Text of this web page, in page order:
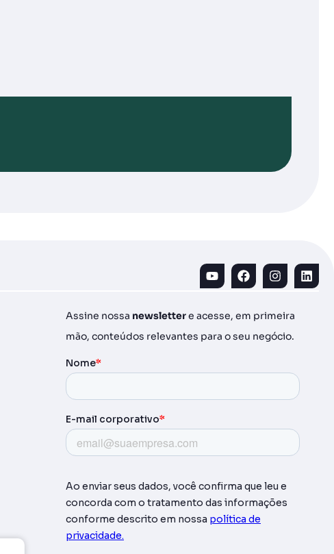
Assine nossa newslettere acesse, em primeira
mão, conteúdos relevantes para o seu negócio.